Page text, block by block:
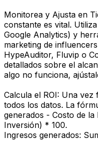
Monitorea y Ajusta en
constante es vital.
Google Analytics) y
marketing de
HypeAuditor, Fluvip o
detallados sobre el
algo no funciona,
Calcula el ROI: Una
todos los datos. La
generados - Costo de
Inversión) * 100.
Ingresos generados: